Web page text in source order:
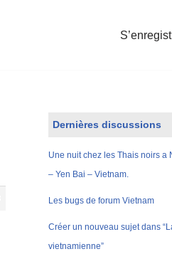
Dernières discussions
Une nuit chez les Thais noirs a
– Yen Bai – Vietnam.
Les bugs de forum Vietnam
Créer un nouveau sujet dans
vietnamienne”